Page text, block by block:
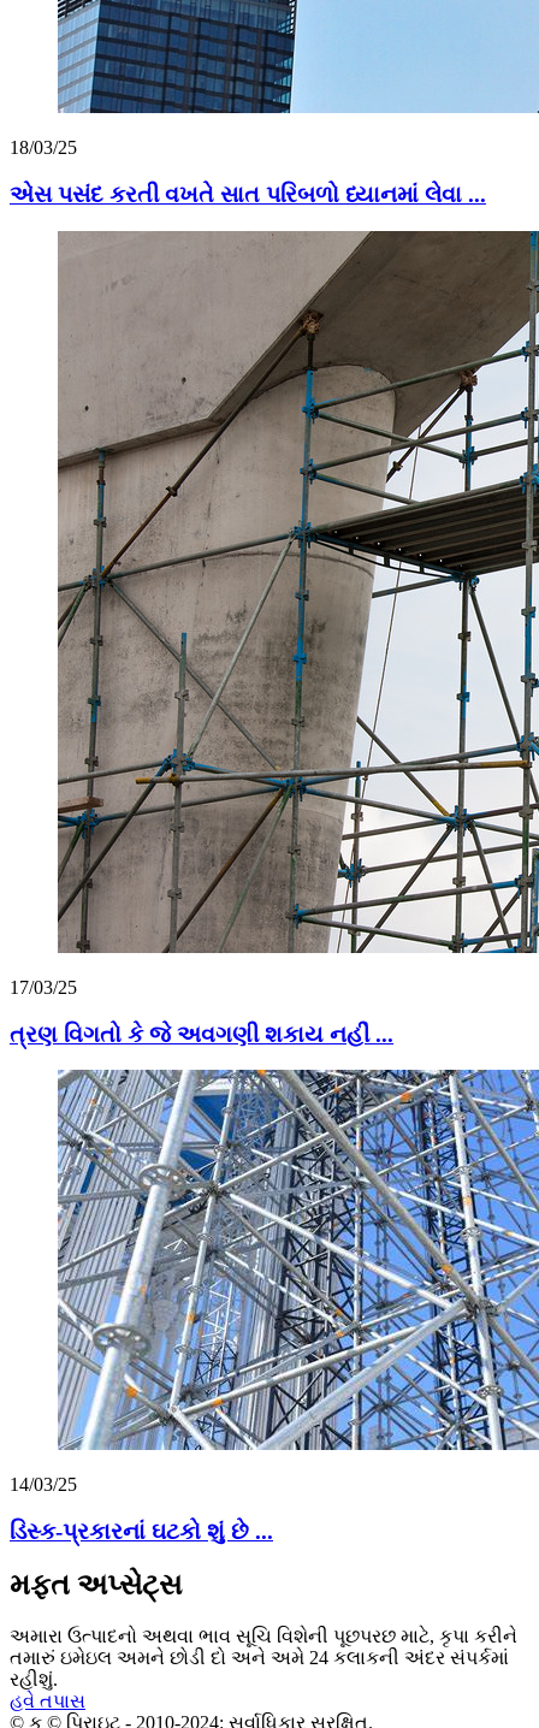
18/03/25
એસ પસંદ કરતી વખતે સાત પરિબળો ધ્યાનમાં લેવા ...
17/03/25
ત્રણ વિગતો કે જે અવગણી શકાય નહીં ...
14/03/25
ડિસ્ક-પ્રકારનાં ઘટકો શું છે ...
મફત અપ્સેટ્સ
અમારા ઉત્પાદનો અથવા ભાવ સૂચિ વિશેની પૂછપરછ માટે, કૃપા કરીને
તમારું ઇમેઇલ અમને છોડી દો અને અમે 24 કલાકની અંદર સંપર્કમાં
રહીશું.
હવે તપાસ
© ક © પિરાઇટ - 2010-2024: સર્વાધિકાર સુરક્ષિત.